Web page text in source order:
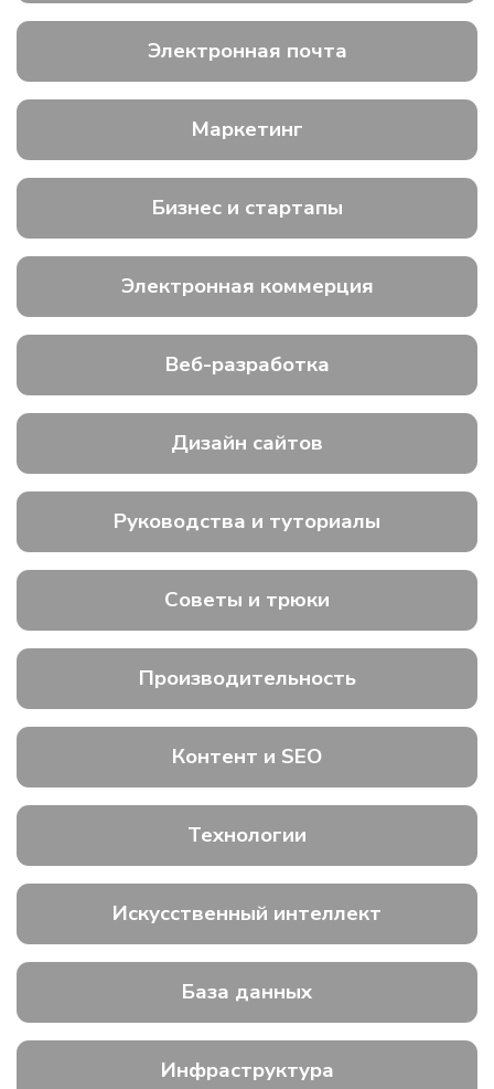
Электронная почта
Маркетинг
Бизнес и стартапы
Электронная коммерция
Веб-разработка
Дизайн сайтов
Руководства и туториалы
Советы и трюки
Производительность
Контент и SEO
Технологии
Искусственный интеллект
База данных
Инфраструктура